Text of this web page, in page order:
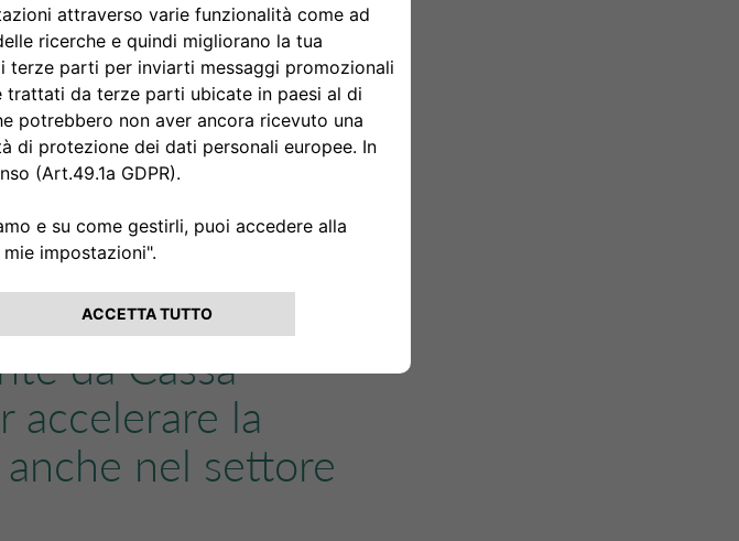
delle imprese
e le Mid-
mila veicoli a zero
l’obiettivo del
da 140
in modalità
Auto Bank e
da Cassa
accelerare la
nel settore